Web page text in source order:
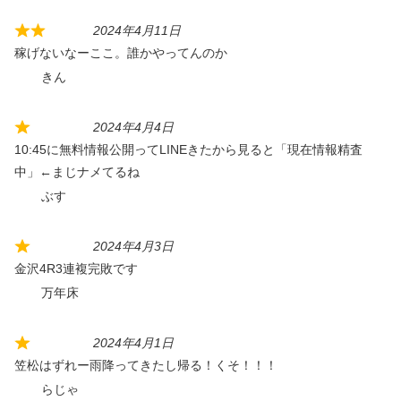
2024年4月11日
稼げないなーここ。誰かやってんのか
きん
2024年4月4日
10:45に無料情報公開ってLINEきたから見ると「現在情報精査
中」←まじナメてるね
ぶす
2024年4月3日
金沢4R3連複完敗です
万年床
2024年4月1日
笠松はずれー雨降ってきたし帰る！くそ！！！
らじゃ